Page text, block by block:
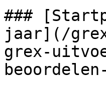
###
jaar](/
grex-